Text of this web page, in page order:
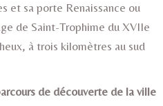
et sa porte Renaissance ou
de Saint-Trophime du XVIIe
à trois kilomètres au sud
de découverte de la ville